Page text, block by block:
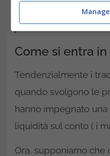
LEGGI
fund investe i mercati
Come si entra
Tendenzialmente i
quando svolgono le
hanno impegnato
liquidità sul conto ( i
Ora, supponiamo che